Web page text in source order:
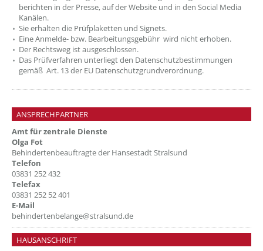
berichten in der Presse, auf der Website und in den Social Media
Kanälen.
Sie erhalten die Prüfplaketten und Signets.
Eine Anmelde- bzw. Bearbeitungsgebühr wird nicht erhoben.
Der Rechtsweg ist ausgeschlossen.
Das Prüfverfahren unterliegt den Datenschutzbestimmungen
gemäß Art. 13 der EU Datenschutzgrundverordnung.
ANSPRECHPARTNER
Amt für zentrale Dienste
Olga Fot
Behindertenbeauftragte der Hansestadt Stralsund
Telefon
03831 252 432
Telefax
03831 252 52 401
E-Mail
behindertenbelange@stralsund.de
HAUSANSCHRIFT